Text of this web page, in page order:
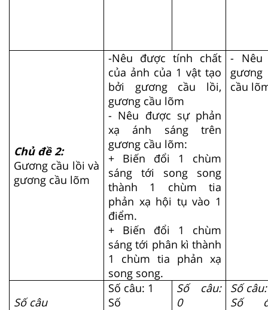
Chủ đề 2:
Gương cầu lồi và
gương cầu lõm
-Nêu được tính chất
của ảnh của 1 vật tạo
bởi gương cầu lồi,
gương cầu lõm
- Nêu được sự phản
xạ ánh sáng trên
gương cầu lõm:
+ Biến đổi 1 chùm
sáng tới song song
thành 1 chùm tia
phản xạ hội tụ vào 1
điểm.
+ Biến đổi 1 chùm
sáng tới phân kì thành
1 chùm tia phản xạ
song song.
- Nêu
cầu
Số câu
Số câu: 1
Số
Số câu:
0
Số
Số